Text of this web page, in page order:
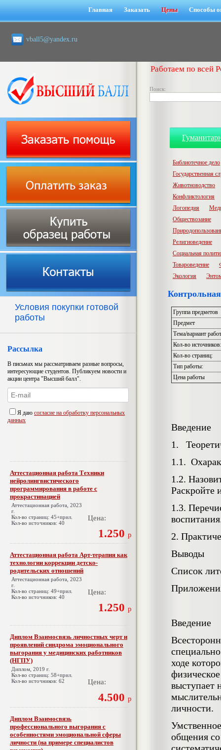
Главная Заказать Цены Способы
vball5@yandex.ru
Работаем по всей
Поиск:
Условия покупки готовой
работы
Рассылка
В письмах мы рассматриваем разные вопросы,
интересующие студентов. Публикуем новости и
акции центра "Высший балл".
Я даю согласие на обработку персональных
данных
Аттестационная работа Техники
нейролингвистического
программирования в работе с
прокрастинацией
Аттестационная работа, 2023
г.
Кол-во страниц: 45+прил.
Кол-во источников: 40
Цена:
1.250 р
Аттестационная работа Арт-терапия как
технологии коррекции детско-
родительских отношений
Аттестационная работа, 2023
г.
Кол-во страниц: 49+прил.
Кол-во источников: 40
Цена:
1.250 р
Диплом Взаимосвязь личностных черт и
проявлений синдрома эмоционального
выгорания у медицинских работников
(НГПУ)
Диплом, 2019 г.
Кол-во страниц: 58+прил.
Кол-во источников: 62
Цена:
4.500 р
Диплом Взаимосвязь
профессионального выгорания с
особенностями эмоциональной сферы
личности (на примере специалистов
Библиотечное дело
Государственная
Животноводство
Конфликтология
Логопедия
Обществозание
Религиоведение
Социальная
Товароведение
Экология
Группа предметов
Предмет
Тема/вариант
Кол-во источников:
Кол-во страниц:
Тип работы:
Цена работы
Введение
1.
1.1.
1.2.
Раскройте
1.3.
2.
Выводы
Список
Введение
ходе
выступает
личности.
общения со